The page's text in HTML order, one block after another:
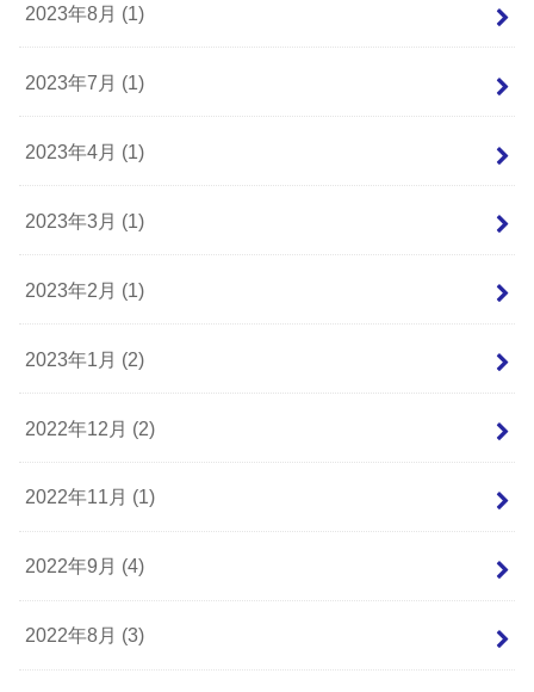
2023年8月 (1)
2023年7月 (1)
2023年4月 (1)
2023年3月 (1)
2023年2月 (1)
2023年1月 (2)
2022年12月 (2)
2022年11月 (1)
2022年9月 (4)
2022年8月 (3)